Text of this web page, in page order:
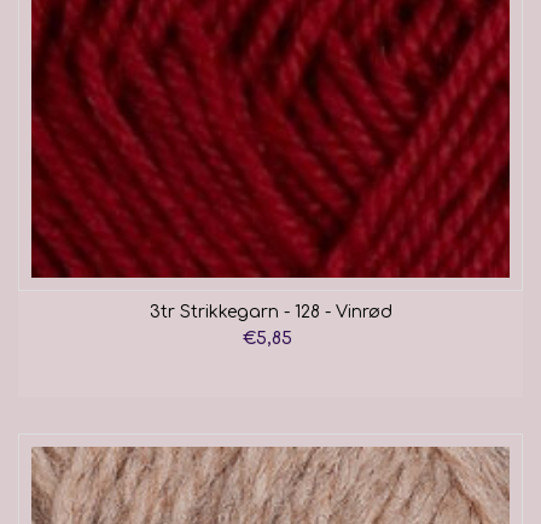
3tr Strikkegarn - 128 - Vinrød
€5,85